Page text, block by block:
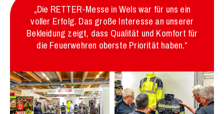
„Die RETTER-Messe in Wels war für uns ein
voller Erfolg. Das große Interesse an unserer
Bekleidung zeigt, dass Qualität und Komfort für
die Feuerwehren oberste Priorität haben.“